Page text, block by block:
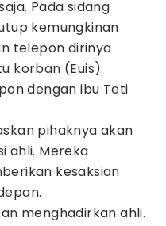
Pada sidang
kemungkinan
telepon dirinya
korban (Euis).
dengan ibu Teti
pihaknya akan
ahli. Mereka
kesaksian
menghadirkan ahli.